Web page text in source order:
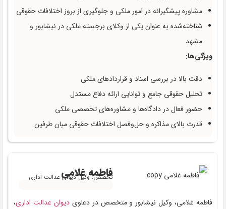
مشاوره پیشگیرانه در امور ملکی و جلوگیری از بروز اختلافات حقوقی
شناخته‌شده به عنوان یکی از وکلای برجسته ملکی در نیشابور و
مشهد
ویژگی‌ها:
دقت بالا در بررسی اسناد و قراردادهای ملکی
تحلیل حقوقی جامع و توانایی ارائه دفاع مستدل
حضور فعال در دادگاه‌ها و مشاوره‌های تخصصی ملکی
قدرت بالای مذاکره و حل‌وفصل اختلافات حقوقی میان طرفین
فاطمه غلامی
تخصص: وکیل دیوان عدالت اداری
فاطمه غلامی، وکیل نیشابور و متخصص در دعاویدیوان عدالت اداری،